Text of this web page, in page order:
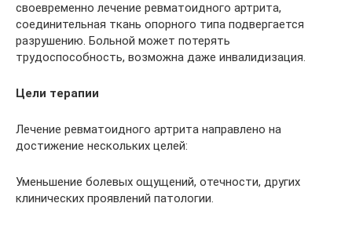
своевременно лечение ревматоидного артрита,
соединительная ткань опорного типа подвергается
разрушению. Больной может потерять
трудоспособность, возможна даже инвалидизация.
Цели терапии
Лечение ревматоидного артрита направлено на
достижение нескольких целей:
Уменьшение болевых ощущений, отечности, других
клинических проявлений патологии.